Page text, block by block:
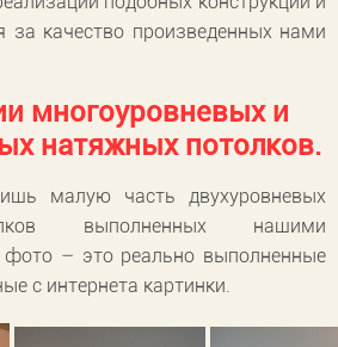
за качество произведенных нами
многоуровневых и
натяжных потолков.
малую часть двухуровневых
выполненных нашими
фото – это реально выполненные
с интернета картинки.